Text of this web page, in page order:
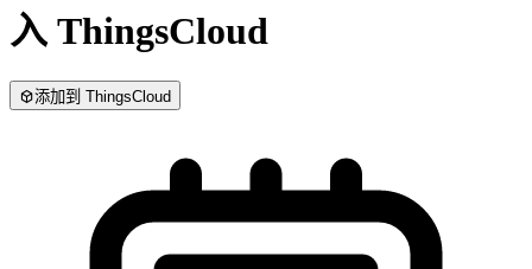
入 ThingsCloud
添加到 ThingsCloud